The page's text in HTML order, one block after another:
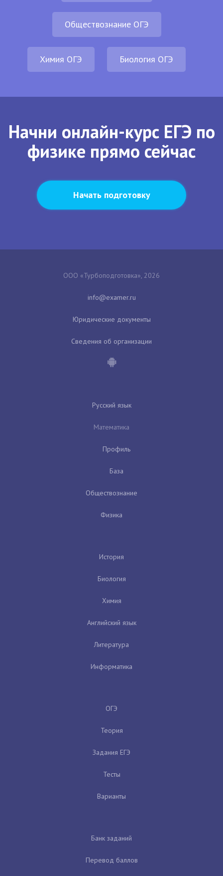
Обществознание ОГЭ
Химия ОГЭ Биология ОГЭ
Начни онлайн-курс ЕГЭ по
физике прямо сейчас
Начать подготовку
ООО «Турбоподготовка», 2026
Юридические документы
Сведения об организации
Русский язык
Математика
Профиль
База
Обществознание
Физика
История
Биология
Химия
Английский язык
Литература
Информатика
ОГЭ
Теория
Задания ЕГЭ
Тесты
Варианты
Банк заданий
Перевод баллов